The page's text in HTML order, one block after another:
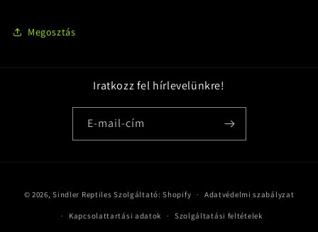
Megosztás
Iratkozz fel hírlevelünkre!
E-mail-cím
módok
© 2026,Sindler Reptiles Szolgáltató: Shopify Adatvédelmi szabályzat
Kapcsolattartási adatok Szolgáltatási feltételek